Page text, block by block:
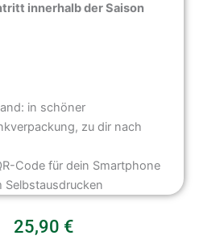
innerhalb der Saison
in schöner
zu dir nach
Code für dein Smartphone
Selbstausdrucken
25,90 €